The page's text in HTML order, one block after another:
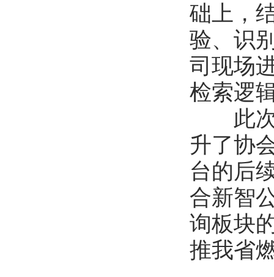
础上，
验、识
司现场
检索逻
此次
升了协
台的后
合新智
询板块
推我省